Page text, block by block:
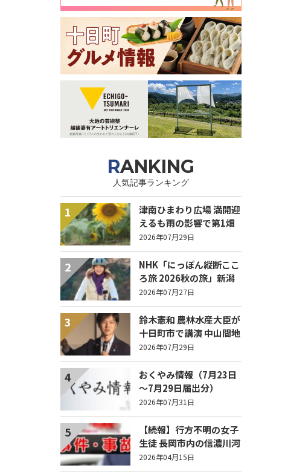
RANKING
人気記事ランキング
1
津南ひまわり広場 満開迎
えるも雨の影響で第1畑
の半分が倒伏 8/4まで駐
車場を無料開放
2026年07月29日
2
NHK「にっぽん縦断ここ
ろ旅 2026秋の旅」新潟
県 エピソード募集中！
2026年07月27日
3
鈴木憲和 農林水産大臣が
十日町市で講演 中山間地
域でも持続可能で稼げる
農業とは？
2026年07月29日
4
おくやみ情報（7月23日
～7月29日届出分）
2026年07月31日
5
【続報】行方不明の女子
生徒 長岡市内の信濃川河
川敷で遺体で見つかる
2026年04月15日